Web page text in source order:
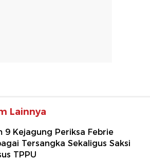
Lainnya
9 Kejagung Periksa Febrie
Tersangka Sekaligus Saksi
TPPU